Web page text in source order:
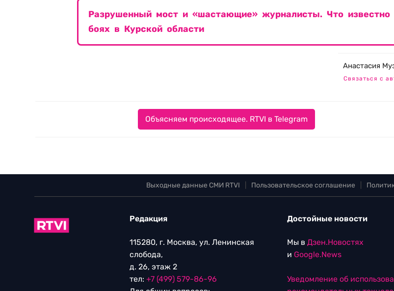
Разрушенный мост и «шастающие» журналисты. Что известно
боях в Курской области
Анастасия
Связаться с
Объясняем происходящее. RTVI в Telegram
Выходные данные СМИ RTVI Пользовательское соглашение
Редакция
115280, г. Москва, ул. Ленинская
слобода,
д. 26, этаж 2
тел: +7 (499) 579-86-96
Достойные новости
Мы в Дзен.Новостях
и Google.News
Уведомление об